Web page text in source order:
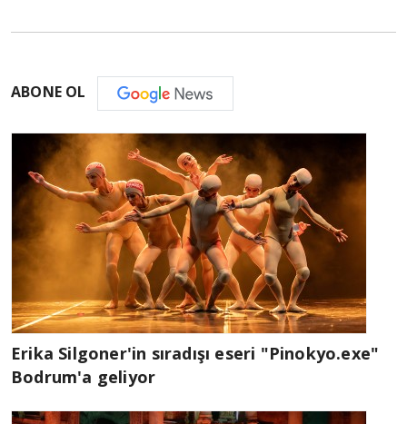
ABONE OL
Erika Silgoner'in sıradışı eseri "Pinokyo.exe"
Bodrum'a geliyor